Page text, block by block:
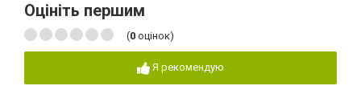
Оцініть першим
(0 оцінок)
Я рекомендую